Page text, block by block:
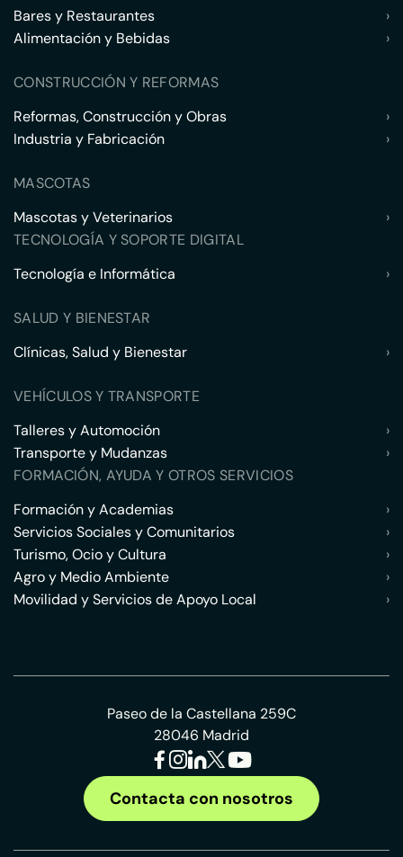
Bares y Restaurantes
›
Alimentación y Bebidas
›
CONSTRUCCIÓN Y REFORMAS
Reformas, Construcción y Obras
›
Industria y Fabricación
›
MASCOTAS
Mascotas y Veterinarios
›
TECNOLOGÍA Y SOPORTE DIGITAL
Tecnología e Informática
›
SALUD Y BIENESTAR
Clínicas, Salud y Bienestar
›
VEHÍCULOS Y TRANSPORTE
Talleres y Automoción
›
Transporte y Mudanzas
›
FORMACIÓN, AYUDA Y OTROS SERVICIOS
Formación y Academias
›
Servicios Sociales y Comunitarios
›
Turismo, Ocio y Cultura
›
Agro y Medio Ambiente
›
Movilidad y Servicios de Apoyo Local
›
Paseo de la Castellana 259C
28046 Madrid
Contacta con nosotros